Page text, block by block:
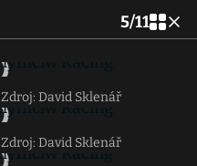
5/11
Zdroj: David Sklenář
Zdroj: David Sklenář